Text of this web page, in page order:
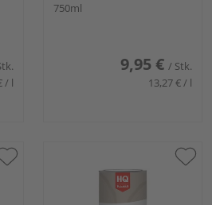
/ l
750ml
9,95 € / Stk.
13,27 € / l